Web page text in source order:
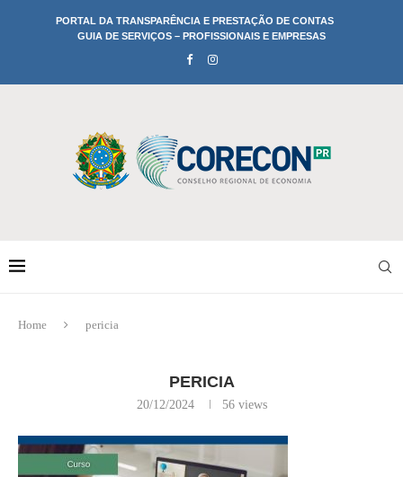
PORTAL DA TRANSPARÊNCIA E PRESTAÇÃO DE CONTAS
GUIA DE SERVIÇOS – PROFISSIONAIS E EMPRESAS
Home pericia
PERICIA
20/12/2024 56views